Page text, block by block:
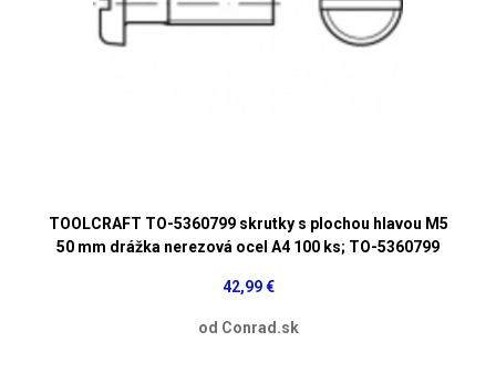
TOOLCRAFT TO-5360799 skrutky s plochou hlavou M5
50 mm drážka nerezová ocel A4 100 ks; TO-5360799
42,99 €
od Conrad.sk